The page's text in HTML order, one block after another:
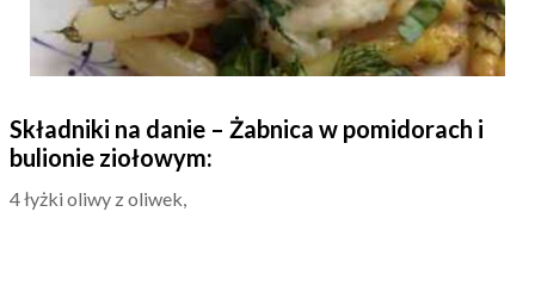
Składniki na danie – Żabnica w pomidorach i
bulionie ziołowym:
4 łyżki oliwy z oliwek,